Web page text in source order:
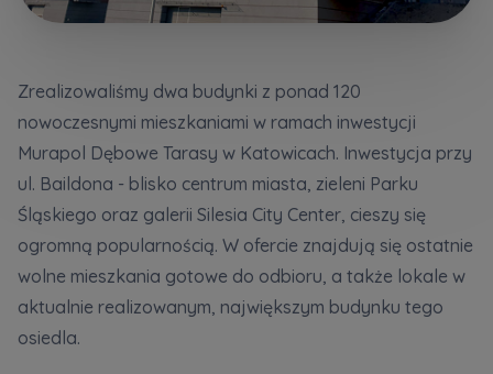
Zrealizowaliśmy dwa budynki z ponad 120
nowoczesnymi mieszkaniami w ramach inwestycji
Murapol Dębowe Tarasy w Katowicach. Inwestycja przy
ul. Baildona - blisko centrum miasta, zieleni Parku
Śląskiego oraz galerii Silesia City Center, cieszy się
ogromną popularnością. W ofercie znajdują się ostatnie
wolne mieszkania gotowe do odbioru, a także lokale w
aktualnie realizowanym, największym budynku tego
osiedla.
Telefon
E-mail
Повідомляємо, що для забезпечення найвищої
якості ... *
розширити
Даю згоду на отримання комерційної інформації
від...
розширити
Кожна особа має право отримати доступ до
своїх персональних... *
Rozwiń
handlowych od...
Rozwiń
Każdej osobie przysługuje prawo dostępu do
treści swoich
... *
Wyślij
Rozwiń
handlowych od...
Rozwiń
Każdej osobie przysługuje prawo dostępu do
treści swoich
... *
Wyślij